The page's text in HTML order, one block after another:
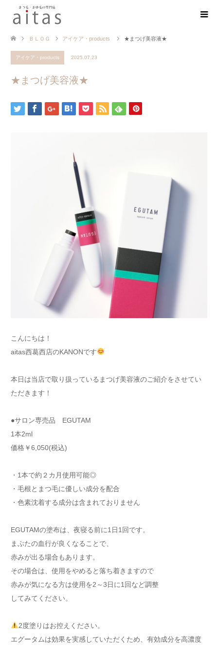
ＢＬＯＧ アイケア・products ★まつげ美容液★
アイケア・products 2025.07.23
★まつげ美容液★
こんにちは！
aitas西葛西店のKANONです
本日は当店で取り扱っているまつげ美容液のご紹介をさせてい
ただきます！
●サロン専売品 EGUTAM
1本2ml
価格￥6,050(税込)
・1本で約２カ月使用可能◎
・毛根とまつ毛に優しい成分を配合
・色素沈着する成分は含まれておりません
EGUTAMの塗布は、夜寝る前に1日1回です。
まぶたの血行が良くなることで、
赤みが出る場合もあります。
その場合は、使用をやめると落ち着きますので
赤みが気になる方は使用を2～3日に1回など調整
してみてください。
2度塗りはお控えください。
エグータムは効果を実感していただくため、有効成分を高濃度